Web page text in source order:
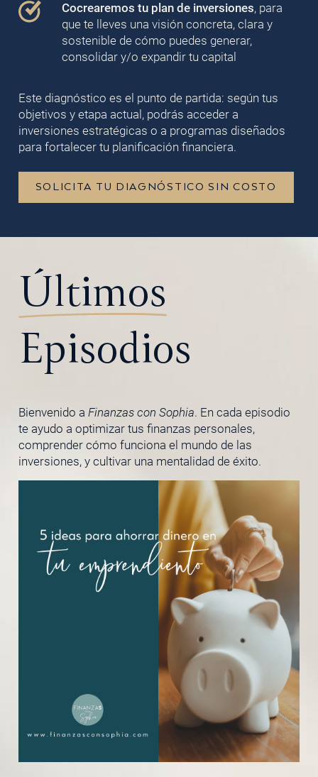
Cocrearemos tu plan de inversiones, para
que te lleves una visión concreta, clara y
sostenible de cómo puedes generar,
consolidar y/o expandir tu capital
Este diagnóstico es el punto de partida: según tus
objetivos y etapa actual, podrás acceder a
inversiones estratégicas o a programas diseñados
para fortalecer tu planificación financiera.
SOLICITA TU DIAGNÓSTICO SIN COSTO
Últimos
Episodios
Bienvenido a Finanzas con Sophia. En cada episodio
te ayudo a optimizar tus finanzas personales,
comprender cómo funciona el mundo de las
inversiones, y cultivar una mentalidad de éxito.